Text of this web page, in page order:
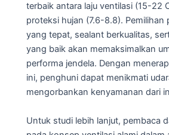
terbaik antara laju ventilasi (15-22
proteksi hujan (7.6-8.8). Pemilihan
yang tepat, sealant berkualitas,
yang baik akan memaksimalkan
performa jendela. Dengan
ini, penghuni dapat menikmati
mengorbankan kenyamanan dari
Untuk studi lebih lanjut, pembaca